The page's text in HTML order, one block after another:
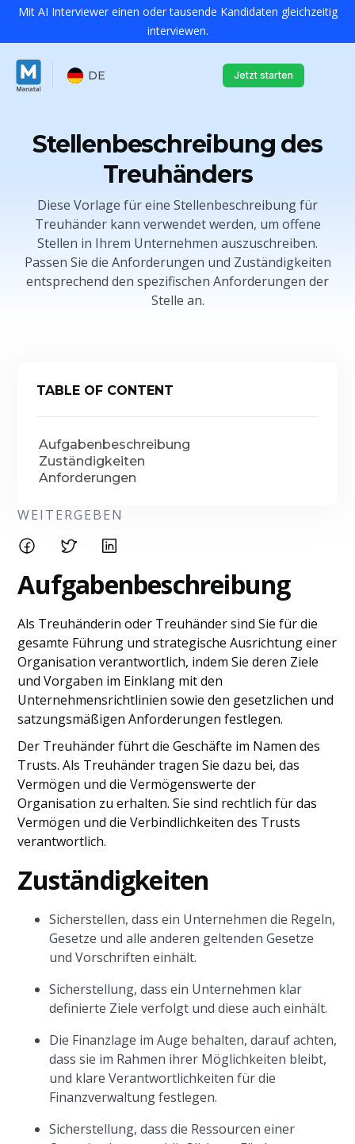
Mit AI Interviewer einen oder tausende Kandidaten gleichzeitig
interviewen.
DE Jetzt starten
Stellenbeschreibung des
Treuhänders
Diese Vorlage für eine Stellenbeschreibung für
Treuhänder kann verwendet werden, um offene
Stellen in Ihrem Unternehmen auszuschreiben.
Passen Sie die Anforderungen und Zuständigkeiten
entsprechend den spezifischen Anforderungen der
Stelle an.
TABLE OF CONTENT
Aufgabenbeschreibung
Zuständigkeiten
Anforderungen
WEITERGEBEN
Aufgabenbeschreibung
Als Treuhänderin oder Treuhänder sind Sie für die
gesamte Führung und strategische Ausrichtung einer
Organisation verantwortlich, indem Sie deren Ziele
und Vorgaben im Einklang mit den
Unternehmensrichtlinien sowie den gesetzlichen und
satzungsmäßigen Anforderungen festlegen.
Der Treuhänder führt die Geschäfte im Namen des
Trusts. Als Treuhänder tragen Sie dazu bei, das
Vermögen und die Vermögenswerte der
Organisation zu erhalten. Sie sind rechtlich für das
Vermögen und die Verbindlichkeiten des Trusts
verantwortlich.
Zuständigkeiten
Sicherstellen, dass ein Unternehmen die Regeln,
Gesetze und alle anderen geltenden Gesetze
und Vorschriften einhält.
Sicherstellung, dass ein Unternehmen klar
definierte Ziele verfolgt und diese auch einhält.
Die Finanzlage im Auge behalten, darauf achten,
dass sie im Rahmen ihrer Möglichkeiten bleibt,
und klare Verantwortlichkeiten für die
Finanzverwaltung festlegen.
Sicherstellung, dass die Ressourcen einer